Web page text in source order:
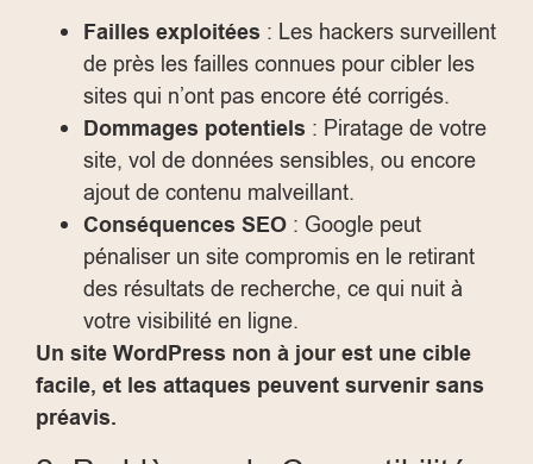
Failles exploitées : Les hackers surveillent
de près les failles connues pour cibler les
sites qui n’ont pas encore été corrigés.
Dommages potentiels : Piratage de votre
site, vol de données sensibles, ou encore
ajout de contenu malveillant.
Conséquences SEO : Google peut
pénaliser un site compromis en le retirant
des résultats de recherche, ce qui nuit à
votre visibilité en ligne.
Un site WordPress non à jour est une cible
facile, et les attaques peuvent survenir sans
préavis.